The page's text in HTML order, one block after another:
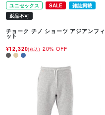
ユニセックス SALE
雑誌掲載
返品不可
チョーク チノ ショーツ アジアンフィ
ット
¥12,320(税込) 20% OFF